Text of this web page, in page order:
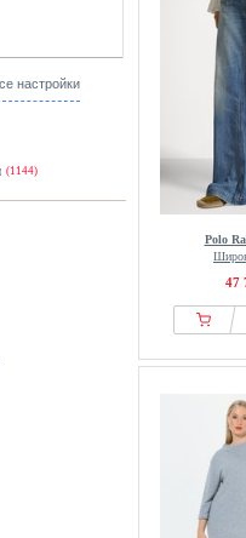
настройки
(1144)
Polo
47